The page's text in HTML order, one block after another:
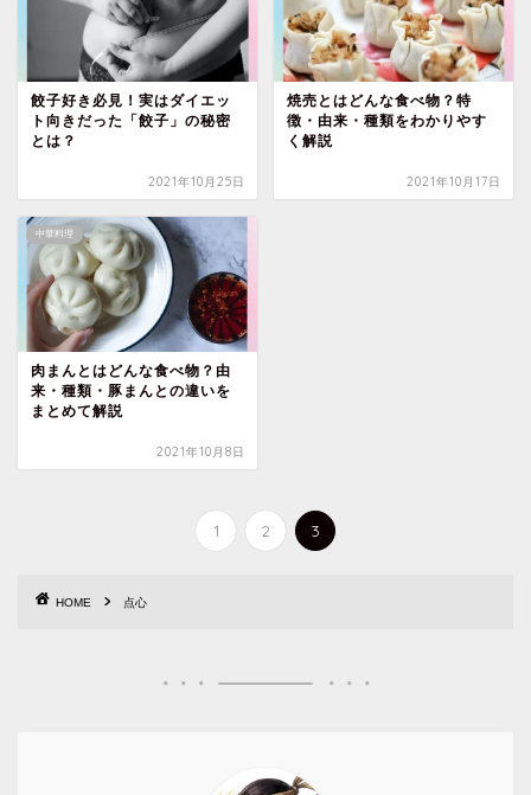
餃子好き必見！実はダイエッ
ト向きだった「餃子」の秘密
とは？
2021年10月25日
焼売とはどんな食べ物？特
徴・由来・種類をわかりやす
く解説
2021年10月17日
中華料理
肉まんとはどんな食べ物？由
来・種類・豚まんとの違いを
まとめて解説
2021年10月8日
1 2 3
HOME 点心